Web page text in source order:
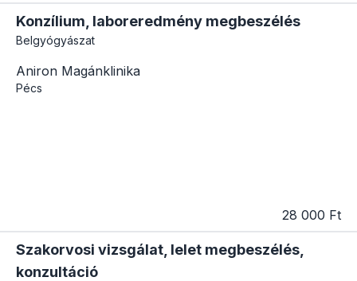
Konzílium, laboreredmény megbeszélés
Belgyógyászat
Aniron Magánklinika
Pécs
28 000 Ft
Szakorvosi vizsgálat, lelet megbeszélés,
konzultáció